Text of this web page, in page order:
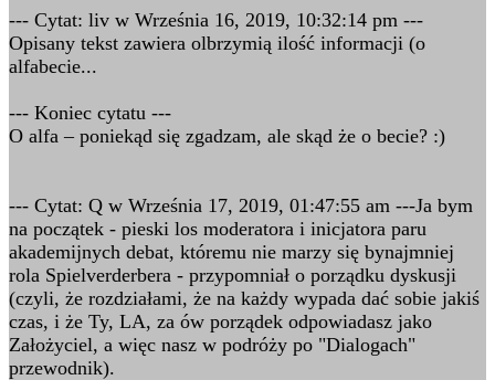
--- Cytat: liv w Września 16, 2019, 10:32:14 pm ---
Opisany tekst zawiera olbrzymią ilość informacji (o
alfabecie...
--- Koniec cytatu ---
O alfa – poniekąd się zgadzam, ale skąd że o becie? :)
--- Cytat: Q w Września 17, 2019, 01:47:55 am ---Ja bym
na początek - pieski los moderatora i inicjatora paru
akademijnych debat, któremu nie marzy się bynajmniej
rola Spielverderbera - przypomniał o porządku dyskusji
(czyli, że rozdziałami, że na każdy wypada dać sobie jakiś
czas, i że Ty, LA, za ów porządek odpowiadasz jako
Założyciel, a więc nasz w podróży po "Dialogach"
przewodnik).